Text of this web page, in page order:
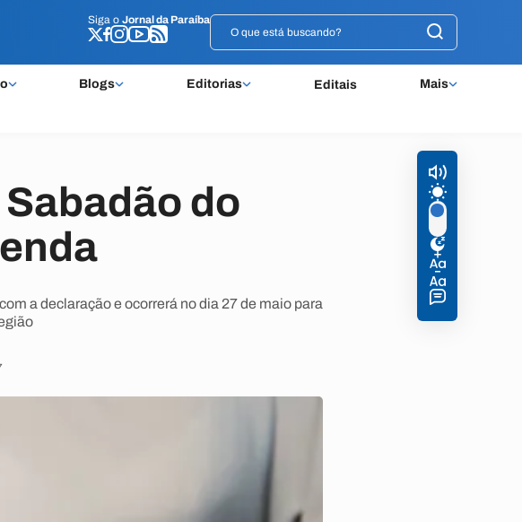
Siga o Jornal da Paraíba
Blogs Editorias Editais Mais
Siga o Jornal da Paraíba
do
a declaração e ocorrerá no dia 27 de maio para